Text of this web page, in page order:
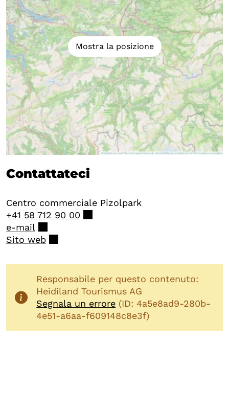
Mostra la posizione
Contattateci
Centro commerciale Pizolpark
+41 58 712 90 00
e-mail
Sito web
Responsabile per questo contenuto:
Heidiland Tourismus AG
Segnala un errore (ID: 4a5e8ad9-280b-
4e51-a6aa-f609148c8e3f)